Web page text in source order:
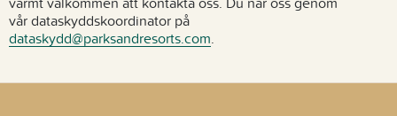
vår dataskyddskoordinator på
dataskydd@parksandresorts.com.